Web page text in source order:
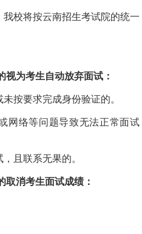
我校将按云南招生考试院的统一
视为考生自动放弃面试：
按要求完成身份验证的。
网络等问题导致无法正常面试
且联系无果的。
取消考生面试成绩：